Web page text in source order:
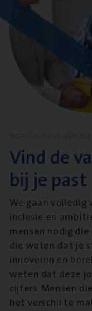
Vind de
bij je past
We gaan
inclusie en
mensen nodig
die weten dat je
innoveren en
weten dat deze
cijfers. Mensen
het verschil te